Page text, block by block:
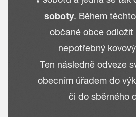
soboty. Během
občané obce
nepotřebný
Ten následně odveze
obecním úřadem do
či do sběrného